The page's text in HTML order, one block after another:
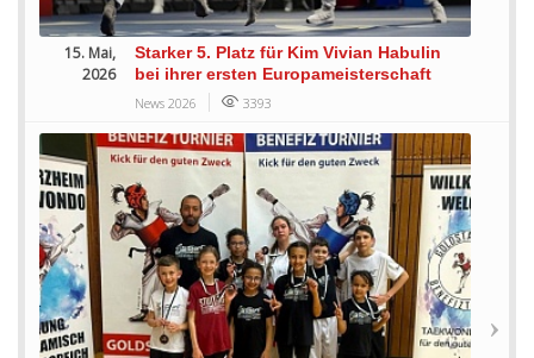
15. Mai,
2026
Starker 5. Platz für Kim Vivian Habulin
bei ihrer ersten Europameisterschaft
News 2026 3393